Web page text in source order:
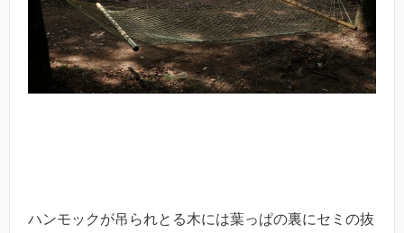
ハンモックが吊られとる木には葉っぱの裏にセミの抜